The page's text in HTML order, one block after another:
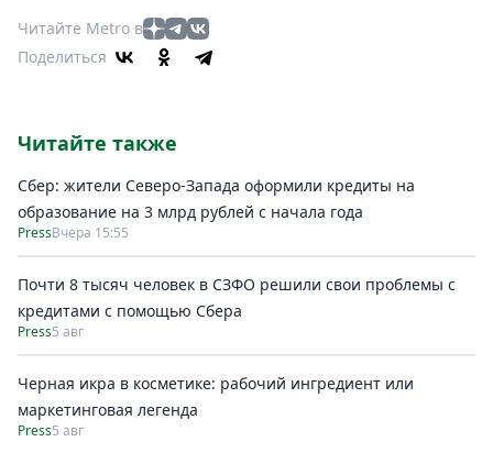
Читайте Metro в
Поделиться
Читайте также
Сбер: жители Северо-Запада оформили кредиты на
образование на 3 млрд рублей с начала года
PressВчера 15:55
Почти 8 тысяч человек в СЗФО решили свои проблемы с
кредитами с помощью Сбера
Press5 авг
Черная икра в косметике: рабочий ингредиент или
маркетинговая легенда
Press5 авг